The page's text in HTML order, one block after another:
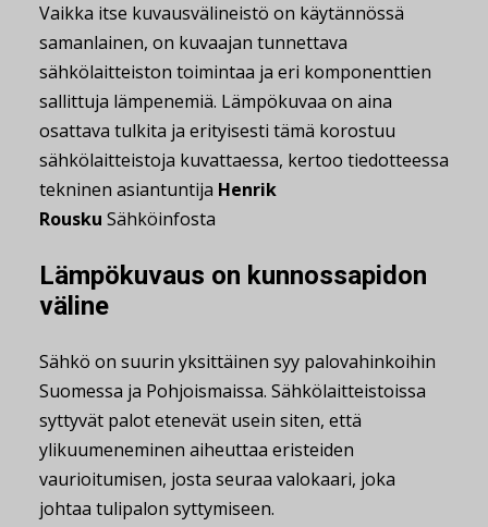
Vaikka itse kuvausvälineistö on käytännössä
samanlainen, on kuvaajan tunnettava
sähkölaitteiston toimintaa ja eri komponenttien
sallittuja lämpenemiä. Lämpökuvaa on aina
osattava tulkita ja erityisesti tämä korostuu
sähkölaitteistoja kuvattaessa, kertoo tiedotteessa
tekninen asiantuntija Henrik
Rousku Sähköinfosta
Lämpökuvaus on kunnossapidon
väline
Sähkö on suurin yksittäinen syy palovahinkoihin
Suomessa ja Pohjoismaissa. Sähkölaitteistoissa
syttyvät palot etenevät usein siten, että
ylikuumeneminen aiheuttaa eristeiden
vaurioitumisen, josta seuraa valokaari, joka
johtaa tulipalon syttymiseen.